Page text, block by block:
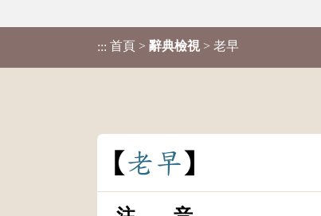
::: 首頁 > 辭典檢視 > 老早
老早